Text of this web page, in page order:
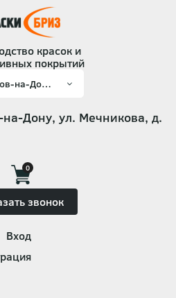
красок и
покрытий
на-Дону, ул. Мечникова, д.
0
звонок
Вход